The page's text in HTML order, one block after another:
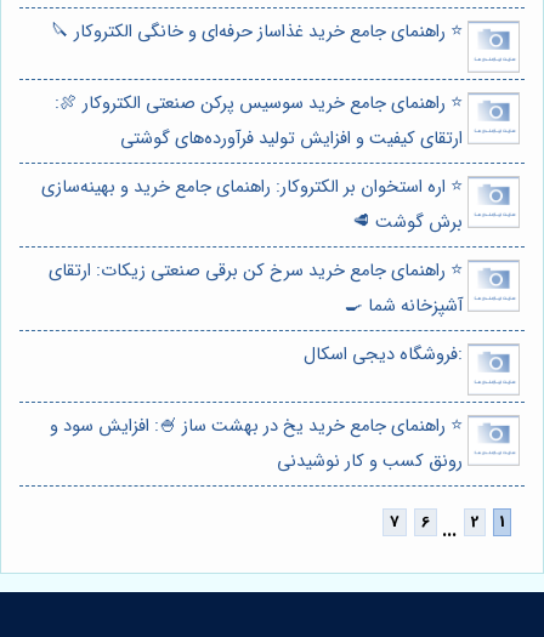
⭐️ راهنمای جامع خرید غذاساز حرفه‌ای و خانگی الکتروکار 🔪
⭐️ راهنمای جامع خرید سوسیس پرکن صنعتی الکتروکار 🍖:
ارتقای کیفیت و افزایش تولید فرآورده‌های گوشتی
⭐️ اره استخوان بر الکتروکار: راهنمای جامع خرید و بهینه‌سازی
برش گوشت 🥩
⭐️ راهنمای جامع خرید سرخ کن برقی صنعتی زیکات: ارتقای
آشپزخانه شما 🍳
:فروشگاه دیجی اسکال
⭐️ راهنمای جامع خرید یخ در بهشت ساز 🍧: افزایش سود و
رونق کسب و کار نوشیدنی
...